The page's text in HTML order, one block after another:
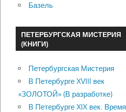
Базель
ПЕТЕРБУРГСКАЯ МИСТЕРИЯ
(КНИГИ)
Петербургская Мистерия
В Петербурге XVIII век
«ЗОЛОТОЙ» (В разработке)
В Петербурге XIX век. Время